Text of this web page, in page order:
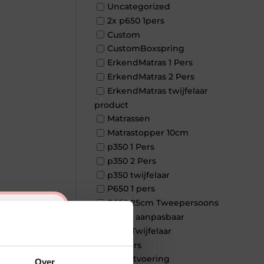
Uncategorized
2x p650 1pers
Custom
CustomBoxspring
ErkendMatras 1 Pers
ErkendMatras 2 Pers
ErkendMatras twijfelaar
product
Matrassen
Matrastopper 10cm
p350 1 Pers
p350 2 Pers
p350 twijfelaar
P650 1 pers
P650 25cm Tweepersoons
een kern aanpasbaar
P650 Twijfelaar
Toppers
Maatvoering